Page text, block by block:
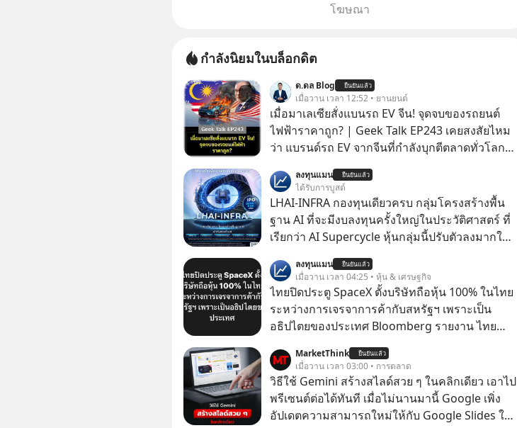
โฆษณา
กำลังนิยมในบล็อกดิต
ด.ดล Blog ยืนยันแล้ว
เมื่อวาน เวลา 12:52 • ยานยนต์
เมื่อมาเลเซียสั่งแบนรถ EV จีน! จุดจบของรถยนต์
ไฟฟ้าราคาถูก? | Geek Talk EP243 เคยสงสัยไหม
ว่า แบรนด์รถ EV จากจีนที่กำลังบุกตีตลาดทั่วโลก
อย่างไร? นี่คือเรื่องจริงที่เพิ่งเกิดขึ้นในมาเลเซีย เมื่อ
รัฐบาลประกาศงัด “กฎเหล็ก” สั่งบล็อกการนำเข้า
รถ EV ราคาถูกจากจีนแบบสายฟ้าแลบ ตั้งกำแพง
ราคานำเข้าขั้นต่ำสูงถึง 1.7 ล้านบาท! งานนี้ทำเอา
ค่ายยักษ์ใหญ่อย่าง BYD ที่เคยกวาดเรียบยอดขาย
ถึงกับสะดุดไปไม่เป็น แต่เบื้องหลังมาตรการสุดโต่ง
นี้ ไม่ใช่แค่การกีดกันทางการค้าธรรมดา แต่มันคือ
แผนอุ้มชูแบรนด์แห่งชาติอย่าง Proton เพื่อรักษา
ตำแหน่งงานนับแสนชีวิตในประเทศ ค่ายรถจีนจะ
แก้เกมหมากกระดานนี้อย่างไร? และทำไมเรื่องนี้
ถึงสั่นสะเทือนวงการยานยนต์ทั้งภูมิภาค? เราจะพา
ไปเจาะลึกเบื้องหลังสงคราม EV สุดเดือดนี้กัน เลือก
ฟังกันได้เลยนะครับ อย่าลืมกด Follow ติดตาม
PodCast ช่อง Geek Forever’s Podcast ของผม
กันด้วยนะครับ 🎧 ฟังผ่าน Spotify :
ลงทุนแมน ยืนยันแล้ว
ได้รับการบูสต์
LHAI-INFRA กองทุนเดียวครบ กลุ่มโครงสร้างพื้น
ฐาน AI ที่จะมีงบลงทุนครั้งใหญ่ในประวัติศาสตร์ ที่
เรียกว่า AI Supercycle หุ้นกลุ่มนี้ปรับตัวลงมากใน
ลงทุน AI อย่างต่อเนื่อง ซึ่งต้องการโครงสร้างพื้น
ฐานด้าน AI จำนวนมาก ตั้งแต่เมโมรีชิป เก็บข้อมูล
ยันระบบไฟฟ้า และระบายความร้อน
ลงทุนแมน ยืนยันแล้ว
เมื่อวาน เวลา 04:25 • หุ้น & เศรษฐกิจ
ไทยปิดประตู SpaceX ตั้งบริษัทถือหุ้น 100% ในไทย
ระหว่างการเจรจาการค้ากับสหรัฐฯ เพราะเป็น
อธิปไตยของประเทศ Bloomberg รายงาน ไทย
สหรัฐฯ ตั้งบริษัทโทรคมนาคมดาวเทียมที่ถือหุ้น
100% โดยชาวต่างชาติ ในระหว่างการเจรจาการ
ค้ากับรัฐบาลสหรัฐ โดยให้เหตุผลว่าเป็นประเด็น
ด้านอธิปไตยของประเทศ
MarketThink ยืนยันแล้ว
เมื่อวาน เวลา 03:00 • การตลาด
วิธีใช้ Gemini สร้างสไลด์สวย ๆ ในคลิกเดียว เอาไป
พรีเซนต์ต่อได้ทันที เมื่อไม่นานมานี้ Google เพิ่ง
อัปเดตความสามารถใหม่ให้กับ Google Slides ให้